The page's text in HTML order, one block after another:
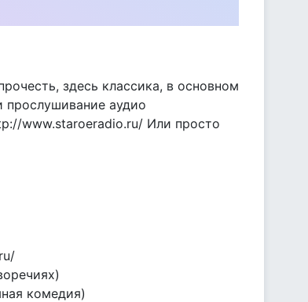
здесь классика, в основном
прослушивание аудио
www.staroeradio.ru/ Или просто
комедия)